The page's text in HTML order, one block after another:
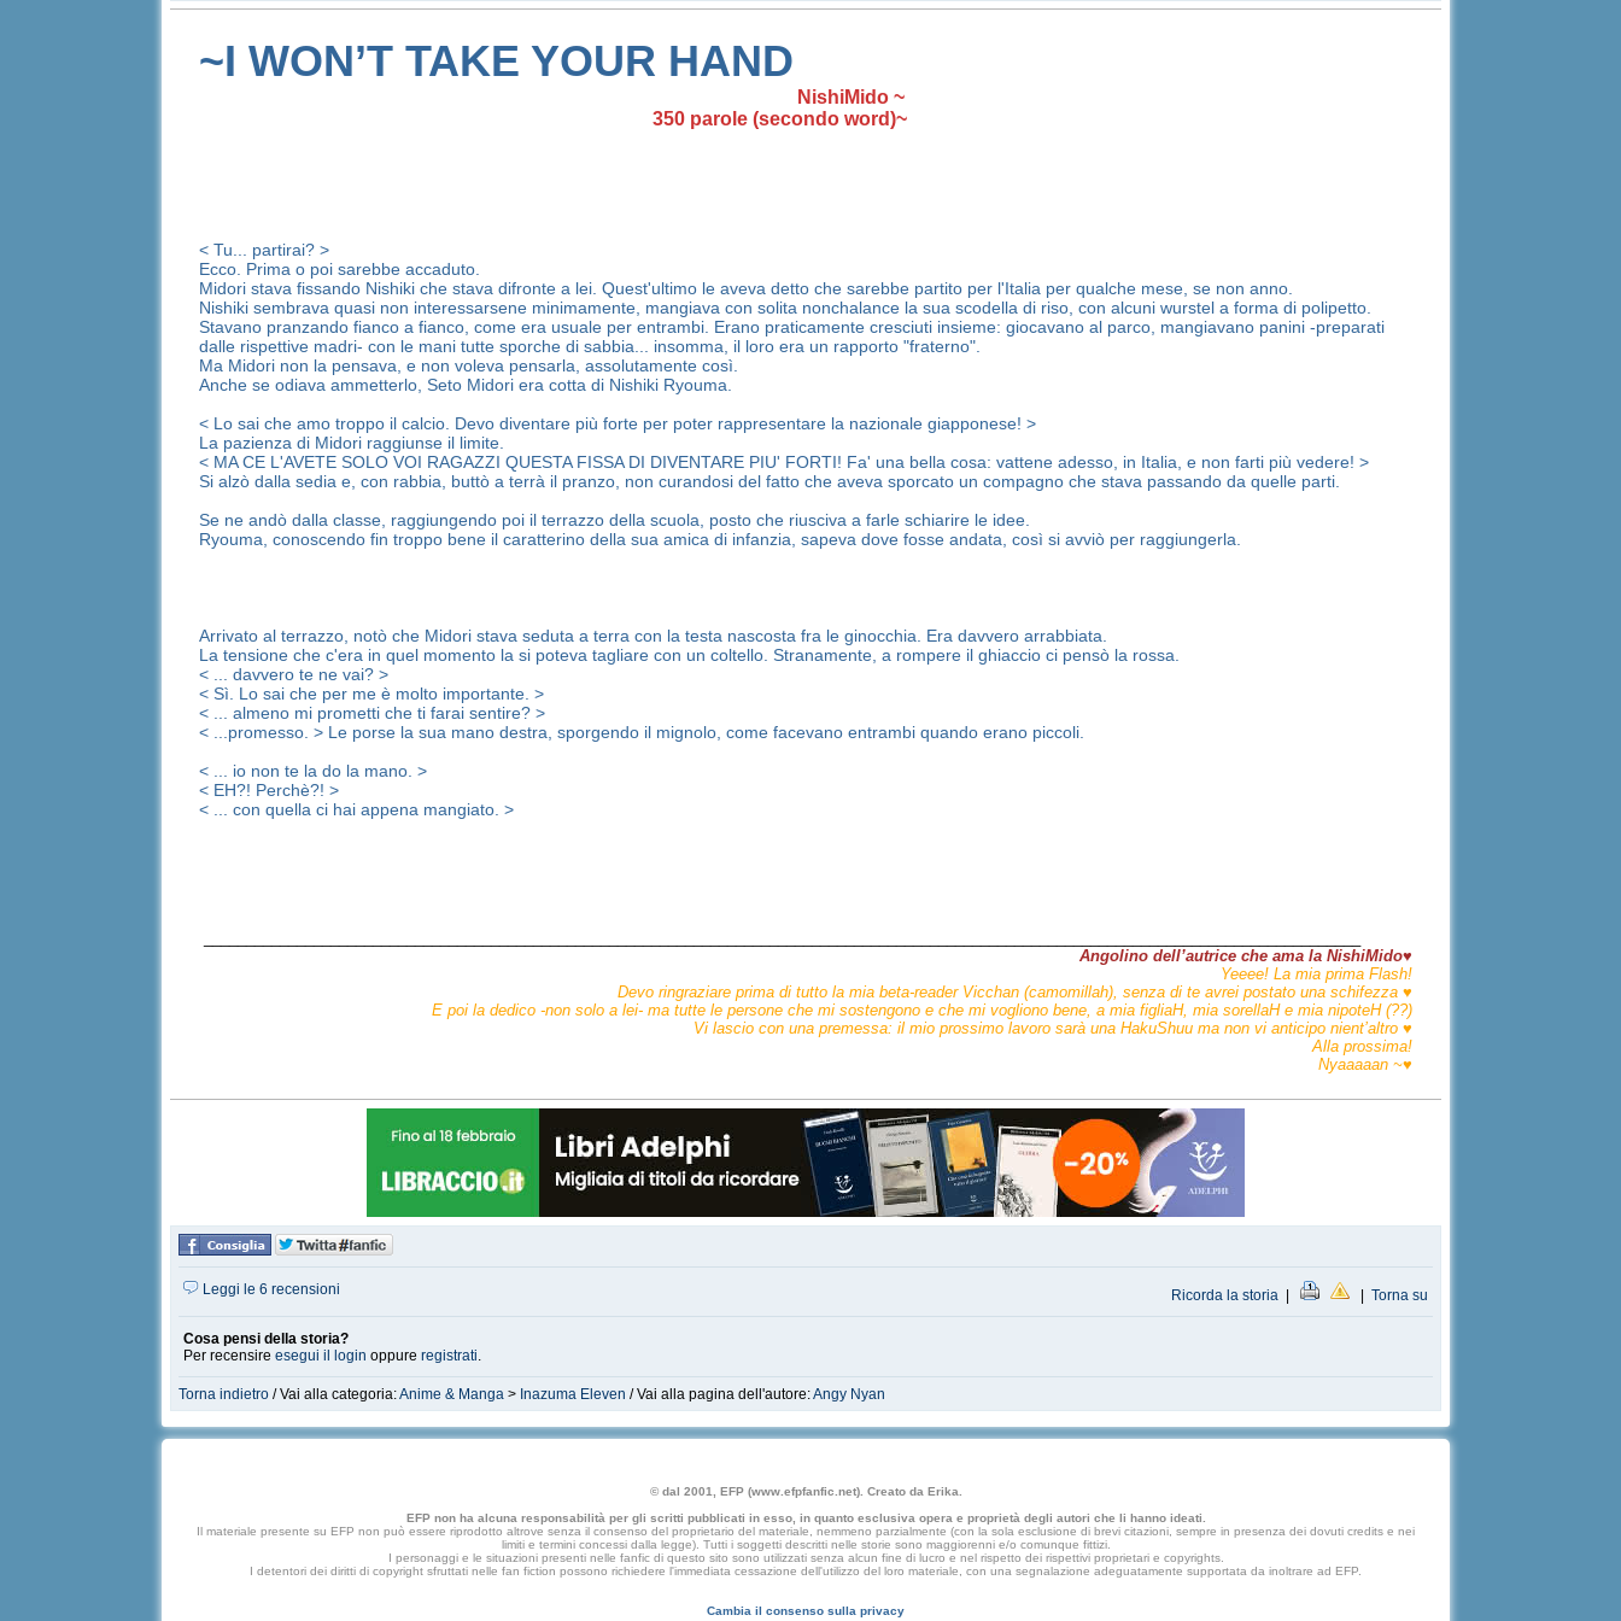
~I WON’T TAKE YOUR HAND
NishiMido ~
350 parole (secondo word)~
< Tu... partirai? >
Ecco. Prima o poi sarebbe accaduto.
Midori stava fissando Nishiki che stava difronte a lei. Quest'ultimo le aveva detto che sarebbe partito per l'Italia per qualche mese, se non anno.
Nishiki sembrava quasi non interessarsene minimamente, mangiava con solita nonchalance la sua scodella di riso, con alcuni wurstel a forma di polipetto.
Stavano pranzando fianco a fianco, come era usuale per entrambi. Erano praticamente cresciuti insieme: giocavano al parco, mangiavano panini -preparati
dalle rispettive madri- con le mani tutte sporche di sabbia... insomma, il loro era un rapporto "fraterno".
Ma Midori non la pensava, e non voleva pensarla, assolutamente così.
Anche se odiava ammetterlo, Seto Midori era cotta di Nishiki Ryouma.
< Lo sai che amo troppo il calcio. Devo diventare più forte per poter rappresentare la nazionale giapponese! >
La pazienza di Midori raggiunse il limite.
< MA CE L'AVETE SOLO VOI RAGAZZI QUESTA FISSA DI DIVENTARE PIU' FORTI! Fa' una bella cosa: vattene adesso, in Italia, e non farti più vedere! >
Si alzò dalla sedia e, con rabbia, buttò a terrà il pranzo, non curandosi del fatto che aveva sporcato un compagno che stava passando da quelle parti.
Se ne andò dalla classe, raggiungendo poi il terrazzo della scuola, posto che riusciva a farle schiarire le idee.
Ryouma, conoscendo fin troppo bene il caratterino della sua amica di infanzia, sapeva dove fosse andata, così si avviò per raggiungerla.
Arrivato al terrazzo, notò che Midori stava seduta a terra con la testa nascosta fra le ginocchia. Era davvero arrabbiata.
La tensione che c'era in quel momento la si poteva tagliare con un coltello. Stranamente, a rompere il ghiaccio ci pensò la rossa.
< ... davvero te ne vai? >
< Sì. Lo sai che per me è molto importante. >
< ... almeno mi prometti che ti farai sentire? >
< ...promesso. > Le porse la sua mano destra, sporgendo il mignolo, come facevano entrambi quando erano piccoli.
< ... io non te la do la mano. >
< EH?! Perchè?! >
< ... con quella ci hai appena mangiato. >
Angolino dell’autrice che ama la NishiMido♥
Yeeee! La mia prima Flash!
Devo ringraziare prima di tutto la mia beta-reader Vicchan (camomillah), senza di te avrei postato una schifezza ♥
E poi la dedico -non solo a lei- ma tutte le persone che mi sostengono e che mi vogliono bene, a mia figliaH, mia sorellaH e mia nipoteH (??)
Vi lascio con una premessa: il mio prossimo lavoro sarà una HakuShuu ma non vi anticipo nient’altro ♥
Alla prossima!
Nyaaaaan ~♥
Leggi le 6 recensioni Ricorda la storia | |Torna su
Cosa pensi della storia?
Per recensireesegui il login oppureregistrati.
Torna indietro / Vai alla categoria:Anime & Manga > Inazuma Eleven / Vai alla pagina dell'autore:Angy Nyan
© dal 2001, EFP (www.efpfanfic.net). Creato da Erika.
EFP non ha alcuna responsabilità per gli scritti pubblicati in esso, in quanto esclusiva opera e proprietà degli autori che li hanno ideati.
Il materiale presente su EFP non può essere riprodotto altrove senza il consenso del proprietario del materiale, nemmeno parzialmente (con la sola esclusione di brevi citazioni, sempre in presenza dei dovuti credits e nei
limiti e termini concessi dalla legge). Tutti i soggetti descritti nelle storie sono maggiorenni e/o comunque fittizi.
I personaggi e le situazioni presenti nelle fanfic di questo sito sono utilizzati senza alcun fine di lucro e nel rispetto dei rispettivi proprietari e copyrights.
I detentori dei diritti di copyright sfruttati nelle fan fiction possono richiedere l'immediata cessazione dell'utilizzo del loro materiale, con una segnalazione adeguatamente supportata da inoltrare ad EFP.
Cambia il consenso sulla privacy